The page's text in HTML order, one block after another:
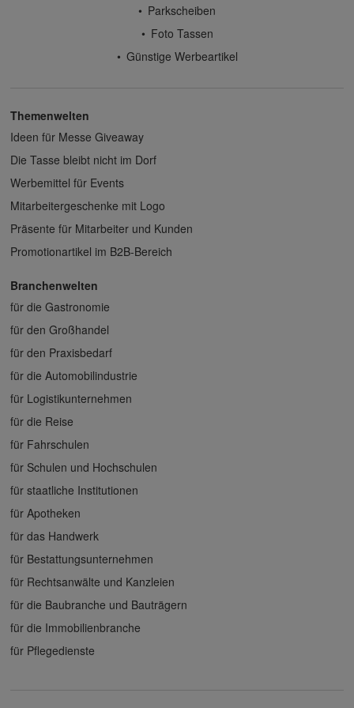
Parkscheiben
Foto Tassen
Günstige Werbeartikel
Themenwelten
Ideen für Messe Giveaway
Die Tasse bleibt nicht im Dorf
Werbemittel für Events
Mitarbeitergeschenke mit Logo
Präsente für Mitarbeiter und Kunden
Promotionartikel im B2B-Bereich
Branchenwelten
für die Gastronomie
für den Großhandel
für den Praxisbedarf
für die Automobilindustrie
für Logistikunternehmen
für die Reise
für Fahrschulen
für Schulen und Hochschulen
für staatliche Institutionen
für Apotheken
für das Handwerk
für Bestattungsunternehmen
für Rechtsanwälte und Kanzleien
für die Baubranche und Bauträgern
für die Immobilienbranche
für Pflegedienste